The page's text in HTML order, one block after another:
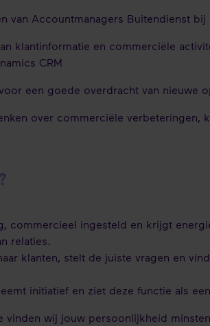
van Accountmanagers Buitendienst
klantinformatie en commerciële
CRM
een goede overdracht van nieuwe
over commerciële
commercieel ingesteld en krijgt
relaties.
klanten, stelt de juiste vragen en
initiatief en ziet deze functie als
vinden wij jouw persoonlijkheid